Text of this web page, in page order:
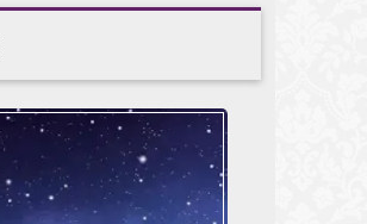
2026-05-20 23:05:55